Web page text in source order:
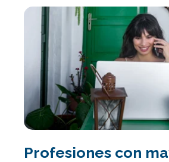
Profesiones con